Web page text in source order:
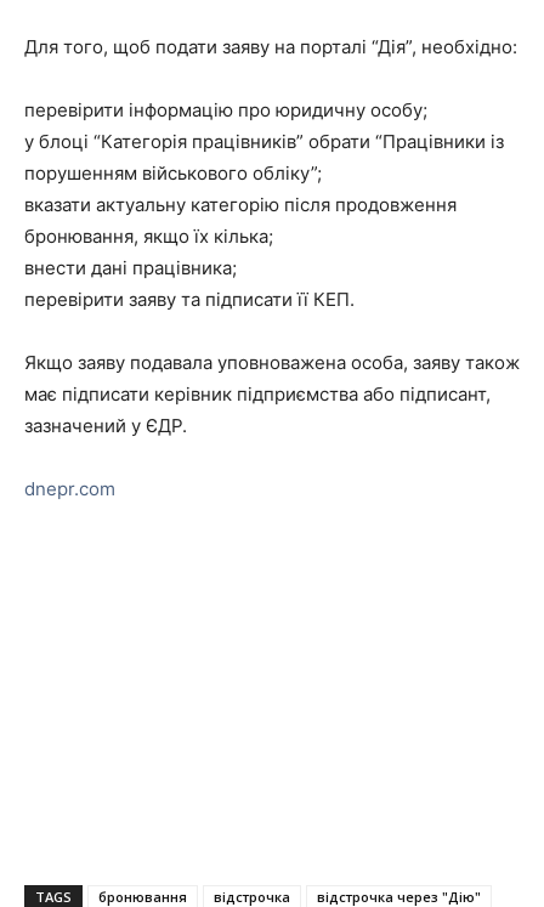
Для того, щоб подати заяву на порталі “Дія”, необхідно:
перевірити інформацію про юридичну особу;
у блоці “Категорія працівників” обрати “Працівники із
порушенням військового обліку”;
вказати актуальну категорію після продовження
бронювання, якщо їх кілька;
внести дані працівника;
перевірити заяву та підписати її КЕП.
Якщо заяву подавала уповноважена особа, заяву також
має підписати керівник підприємства або підписант,
зазначений у ЄДР.
dnepr.com
TAGS бронювання відстрочка відстрочка через "Дію"